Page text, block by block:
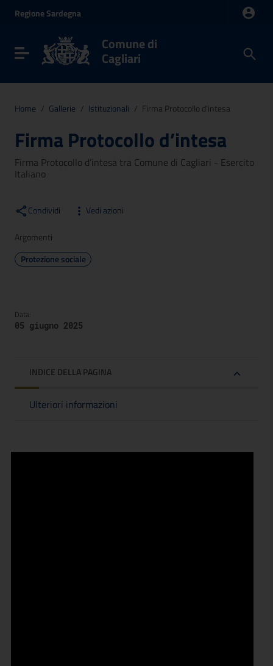
Vai al menu di navigazione
RegioneSardegna
Toggle navigation Comune di
Cagliari
Home / Gallerie / Istituzionali / Firma Protocollo d’intesa
Firma Protocollo d’intesa
Firma Protocollo d’intesa tra Comune di Cagliari - Esercito
Italiano
Condividi Vedi azioni
Argomenti
Protezione sociale
Data:
05 giugno 2025
INDICE DELLA PAGINA
Ulteriori informazioni